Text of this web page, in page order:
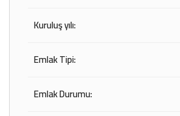
Kuruluş yılı:
Emlak Tipi:
Emlak Durumu: